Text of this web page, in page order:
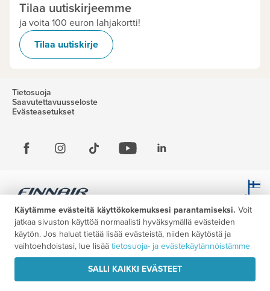
Tilaa uutiskirjeemme
ja voita 100 euron lahjakortti!
Tilaa uutiskirje
Tietosuoja
Saavutettavuusseloste
Evästeasetukset
Käytämme evästeitä käyttökokemuksesi parantamiseksi. Voit
jatkaa sivuston käyttöä normaalisti hyväksymällä evästeiden
käytön. Jos haluat tietää lisää evästeistä, niiden käytöstä ja
vaihtoehdoistasi, lue lisää tietosuoja- ja evästekäytännöistämme
SALLI KAIKKI EVÄSTEET